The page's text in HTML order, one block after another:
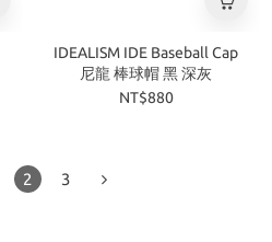
IDEALISM IDE Baseball Cap
尼龍 棒球帽 黑 深灰
NT$880
2 3